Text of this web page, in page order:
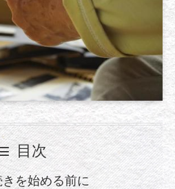
目次
を始める前に